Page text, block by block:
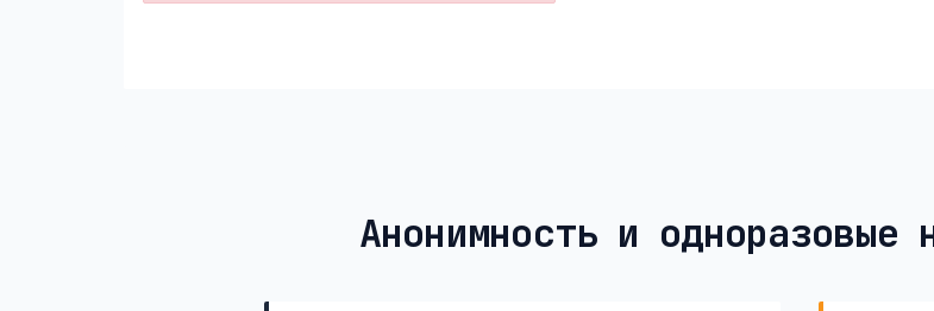
Анонимность и одноразовые